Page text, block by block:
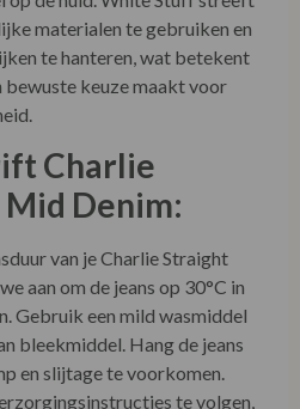
Charlie
Denim:
van je Charlie Straight
Gebruik een mild wasmiddel
bleekmiddel. Hang de jeans
en slijtage te voorkomen.
te volgen,
uitzien en behouden ze